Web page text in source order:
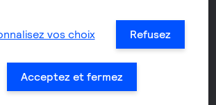
de
de départ
vos choix Refusez
Acceptez et fermez